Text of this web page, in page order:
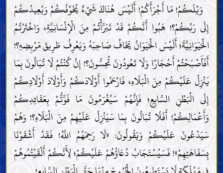
وَيْلَكُمْ! مَا أَجْرَأَكُمْ! أَلَيْسَ هُنَاكَ شَيْءٌ يُخَوِّفُكُمْ وَيُعِيدُكُمْ
إِلَى رَبِّكُمْ؟! هَبُوا أَنَّكُمْ قَدْ تَبَرَّأْتُمْ مِنَ الْإِنْسَانِيَّةِ، وَاخْتَرْتُمُ
الْحَيَوَانِيَّةَ؛ أَلَيْسَ الْحَيَوَانُ يَخَافُ صَاحِبَهُ وَيَعْرِفُ طَرِيقَ مَرْبِضِهِ؟!
أَفَأَصْبَحْتُمْ أَحْجَارًا وَلَا تَعُودُونَ تُحِسُّونَ؟! إِنْ كُنْتُمْ لَا تُبَالُونَ بِمَا
يَنْزِلُ عَلَيْكُمْ مِنَ الْبَلَاءِ، فَارْحَمُوا أَوْلَادَكُمْ وَأَوْلَادَ أَوْلَادِكُمْ
إِلَى الْبَطْنِ السَّابِعِ؛ فَإِنَّهُمْ سَيُغْرَمُونَ مَا فَوَّتُّمْ بِعَقَائِدِكُمْ
وَأَعْمَالِكُمْ! أَفَلَا تُبَالُونَ بِمَا سَيَنْزِلُ عَلَيْهِمْ مِنَ الْبَلَاءِ؟! وَهُمْ
سَيَدْعُونَ عَلَيْكُمْ وَيَقُولُونَ: «لَا رَحِمَهُمُ اللَّهُ! فَقَدْ أَشْقَوْنَا
بِسَفَاهَتِهِمْ»! فَسَيُسْتَجَابُ دُعَاؤُهُمْ عَلَيْكُمْ؛ لِأَنَّكُمْ أَلْقَيْتُمُوهُمْ